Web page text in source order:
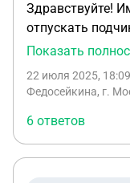
Здравствуйте!
отпускать
по работе
2 недели и
Показать
22 июля 2025, 18:09
Федосейкина, г.
6 ответов